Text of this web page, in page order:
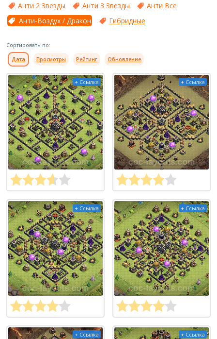
Анти 2 Звезды Анти 3 Звезды
Анти Все
Анти-Воздух / Дракон
Гибридные
Сортировать по:
Дата Просмотры Рейтинг Обновление
+ Ссылка + Ссылка
+ Ссылка + Ссылка
+ Ссылка + Ссылка